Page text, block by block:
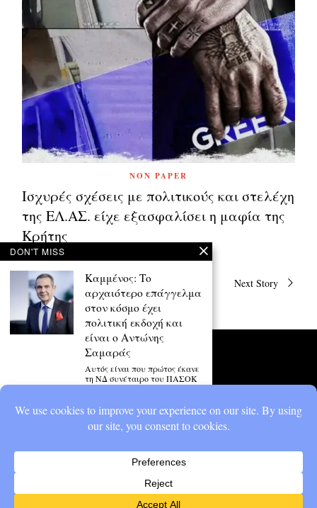
NON PAPER
Ισχυρές σχέσεις με πολιτικούς και στελέχη
της ΕΛ.ΑΣ. είχε εξασφαλίσει η μαφία της
Κρήτης
Πλοήγηση
άρθρων
Previous Story Next Story
DON'T MISS
Καμμένος: Το
αρχαιότερο επάγγελμα
στον κόσμο έχει
πολιτική εκδοχή και
είναι ο Αντώνης
Σαμαράς
Αυτός είναι που πρώτος έκανε
τη ΝΔ συνέταιρο του ΠΑΣΟΚ
και έδωσε
«Ήμουν 147 κιλά» – Ο
Πάνος Καμμένος
κατάφερε να
«Το πρωί περπατάω δύο ώρες.
Κάνω πιλάτες, γυμναστική με